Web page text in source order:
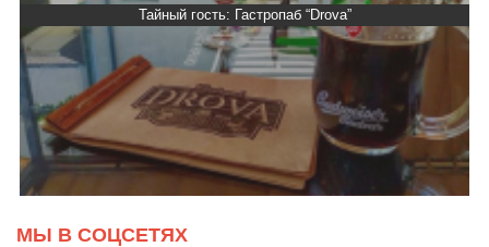
Тайный гость: Гастропаб “Drova”
МЫ В СОЦСЕТЯХ